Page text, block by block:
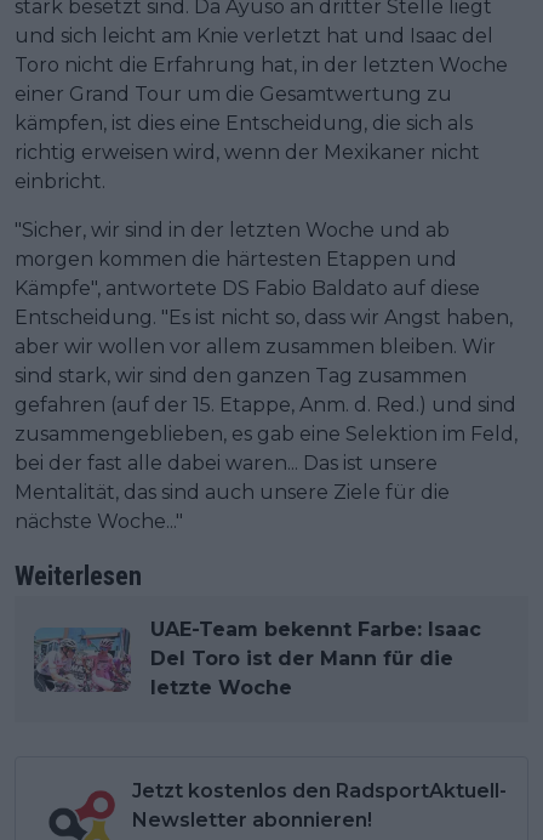
stark besetzt sind. Da Ayuso an dritter Stelle liegt
und sich leicht am Knie verletzt hat und Isaac del
Toro nicht die Erfahrung hat, in der letzten Woche
einer Grand Tour um die Gesamtwertung zu
kämpfen, ist dies eine Entscheidung, die sich als
richtig erweisen wird, wenn der Mexikaner nicht
einbricht.
"Sicher, wir sind in der letzten Woche und ab
morgen kommen die härtesten Etappen und
Kämpfe", antwortete DS Fabio Baldato auf diese
Entscheidung. "Es ist nicht so, dass wir Angst haben,
aber wir wollen vor allem zusammen bleiben. Wir
sind stark, wir sind den ganzen Tag zusammen
gefahren (auf der 15. Etappe, Anm. d. Red.) und sind
zusammengeblieben, es gab eine Selektion im Feld,
bei der fast alle dabei waren... Das ist unsere
Mentalität, das sind auch unsere Ziele für die
nächste Woche..."
Weiterlesen
UAE-Team bekennt Farbe: Isaac
Del Toro ist der Mann für die
letzte Woche
Jetzt kostenlos den RadsportAktuell-
Newsletter abonnieren!